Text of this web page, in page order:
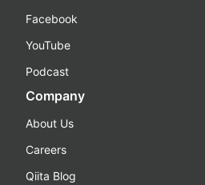
Facebook
YouTube
Podcast
Company
About Us
Careers
Qiita Blog